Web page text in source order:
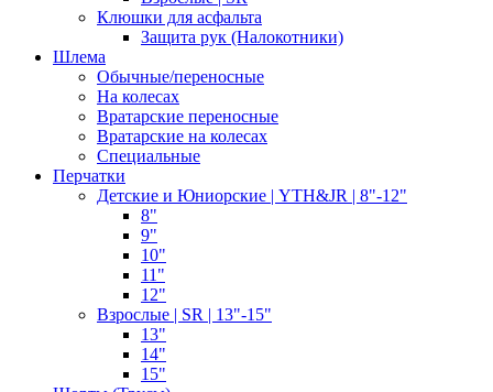
Клюшки для асфальта
Защита рук (Налокотники)
Шлема
Обычные/переносные
На колесах
Вратарские переносные
Вратарские на колесах
Специальные
Перчатки
Детские и Юниорские | YTH&JR | 8"-12"
8"
9"
10"
11"
12"
Взрослые | SR | 13"-15"
13"
14"
15"